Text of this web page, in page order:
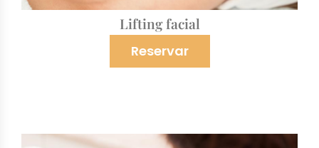
Lifting facial
Reservar